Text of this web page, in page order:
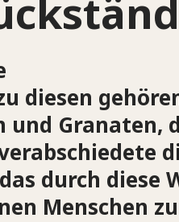
diesen
und Granaten,
durch diese
Menschen zu